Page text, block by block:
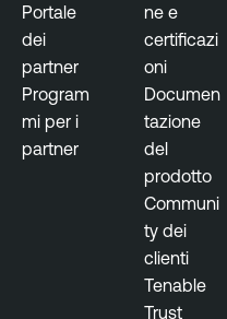
Portale
dei
partner
Program
mi per i
partner
ne e
certificazi
oni
Documen
tazione
del
prodotto
Communi
ty dei
clienti
Tenable
Trust